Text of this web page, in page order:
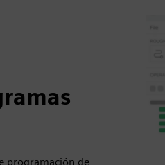
programación de